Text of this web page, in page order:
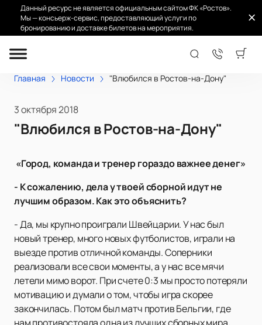
Данный ресурс не является официальным сайтом ФК «Ростов».
Мы — консьерж-сервис, предоставляющий услуги по
бронированию и доставке билетов на мероприятия.
Главная Новости "Влюбился в Ростов-на-Дону"
3 октября 2018
"Влюбился в Ростов-на-Дону"
«Город, команда и тренер гораздо важнее денег»
- К сожалению, дела у твоей сборной идут не
лучшим образом. Как это объяснить?
- Да, мы крупно проиграли Швейцарии. У нас был
новый тренер, много новых футболистов, играли на
выезде против отличной команды. Соперники
реализовали все свои моменты, а у нас все мячи
летели мимо ворот. При счете 0:3 мы просто потеряли
мотивацию и думали о том, чтобы игра скорее
закончилась. Потом был матч против Бельгии, где